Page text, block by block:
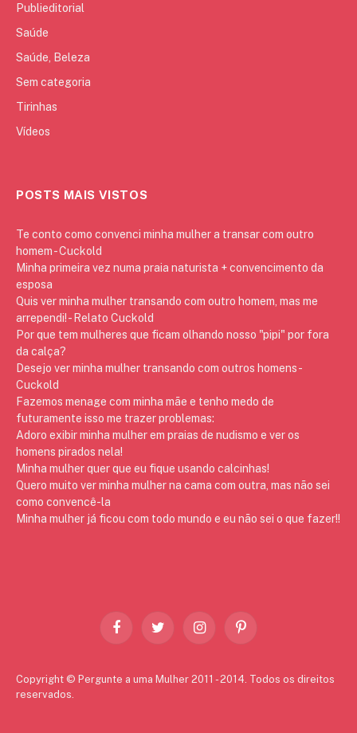
Publieditorial
Saúde
Saúde, Beleza
Sem categoria
Tirinhas
Vídeos
POSTS MAIS VISTOS
Te conto como convenci minha mulher a transar com outro
homem - Cuckold
Minha primeira vez numa praia naturista + convencimento da
esposa
Quis ver minha mulher transando com outro homem, mas me
arrependi! - Relato Cuckold
Por que tem mulheres que ficam olhando nosso "pipi" por fora
da calça?
Desejo ver minha mulher transando com outros homens -
Cuckold
Fazemos menage com minha mãe e tenho medo de
futuramente isso me trazer problemas:
Adoro exibir minha mulher em praias de nudismo e ver os
homens pirados nela!
Minha mulher quer que eu fique usando calcinhas!
Quero muito ver minha mulher na cama com outra, mas não sei
como convencê-la
Minha mulher já ficou com todo mundo e eu não sei o que fazer!!
FacebookTwitter InstagramPinterest
Copyright © Pergunte a uma Mulher 2011 - 2014. Todos os direitos
reservados.